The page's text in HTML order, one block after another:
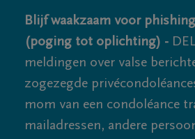
Blijf waakzaam voor
(poging tot oplichting) -
meldingen over valse
zogezegde
mom van een condoléance
mailadressen, andere